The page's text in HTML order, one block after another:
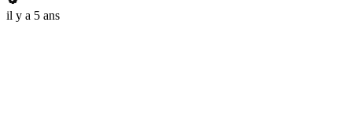
il y a 5 ans